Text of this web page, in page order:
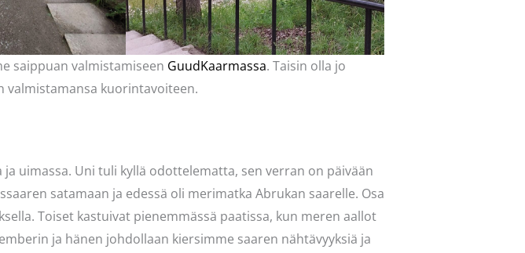
saippuan valmistamiseen GuudKaarmassa. Taisin olla jo
valmistamansa kuorintavoiteen.
uimassa. Uni tuli kyllä odottelematta, sen verran on päivään
satamaan ja edessä oli merimatka Abrukan saarelle. Osa
Toiset kastuivat pienemmässä paatissa, kun meren aallot
ja hänen johdollaan kiersimme saaren nähtävyyksiä ja